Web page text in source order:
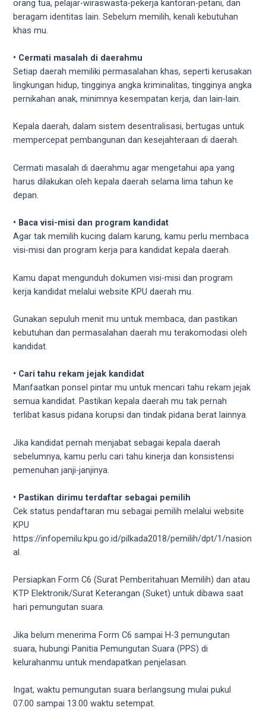
orang tua, pelajar-wiraswasta-pekerja kantoran-petani, dan
beragam identitas lain. Sebelum memilih, kenali kebutuhan
khas mu.
• Cermati masalah di daerahmu
Setiap daerah memiliki permasalahan khas, seperti kerusakan
lingkungan hidup, tingginya angka kriminalitas, tingginya angka
pernikahan anak, minimnya kesempatan kerja, dan lain-lain.
Kepala daerah, dalam sistem desentralisasi, bertugas untuk
mempercepat pembangunan dan kesejahteraan di daerah.
Cermati masalah di daerahmu agar mengetahui apa yang
harus dilakukan oleh kepala daerah selama lima tahun ke
depan.
• Baca visi-misi dan program kandidat
Agar tak memilih kucing dalam karung, kamu perlu membaca
visi-misi dan program kerja para kandidat kepala daerah.
Kamu dapat mengunduh dokumen visi-misi dan program
kerja kandidat melalui website KPU daerah mu.
Gunakan sepuluh menit mu untuk membaca, dan pastikan
kebutuhan dan permasalahan daerah mu terakomodasi oleh
kandidat.
• Cari tahu rekam jejak kandidat
Manfaatkan ponsel pintar mu untuk mencari tahu rekam jejak
semua kandidat. Pastikan kepala daerah mu tak pernah
terlibat kasus pidana korupsi dan tindak pidana berat lainnya.
Jika kandidat pernah menjabat sebagai kepala daerah
sebelumnya, kamu perlu cari tahu kinerja dan konsistensi
pemenuhan janji-janjinya.
• Pastikan dirimu terdaftar sebagai pemilih
Cek status pendaftaran mu sebagai pemilih melalui website
KPU
https://infopemilu.kpu.go.id/pilkada2018/pemilih/dpt/1/nasion
al.
Persiapkan Form C6 (Surat Pemberitahuan Memilih) dan atau
KTP Elektronik/Surat Keterangan (Suket) untuk dibawa saat
hari pemungutan suara.
Jika belum menerima Form C6 sampai H-3 pemungutan
suara, hubungi Panitia Pemungutan Suara (PPS) di
kelurahanmu untuk mendapatkan penjelasan.
Ingat, waktu pemungutan suara berlangsung mulai pukul
07.00 sampai 13.00 waktu setempat.